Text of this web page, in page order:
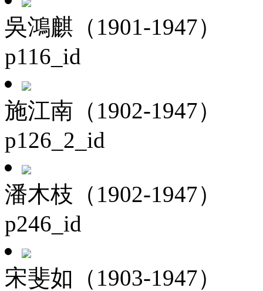
吳鴻麒（1901-1947）
p116_id
施江南（1902-1947）
p126_2_id
潘木枝（1902-1947）
p246_id
宋斐如（1903-1947）